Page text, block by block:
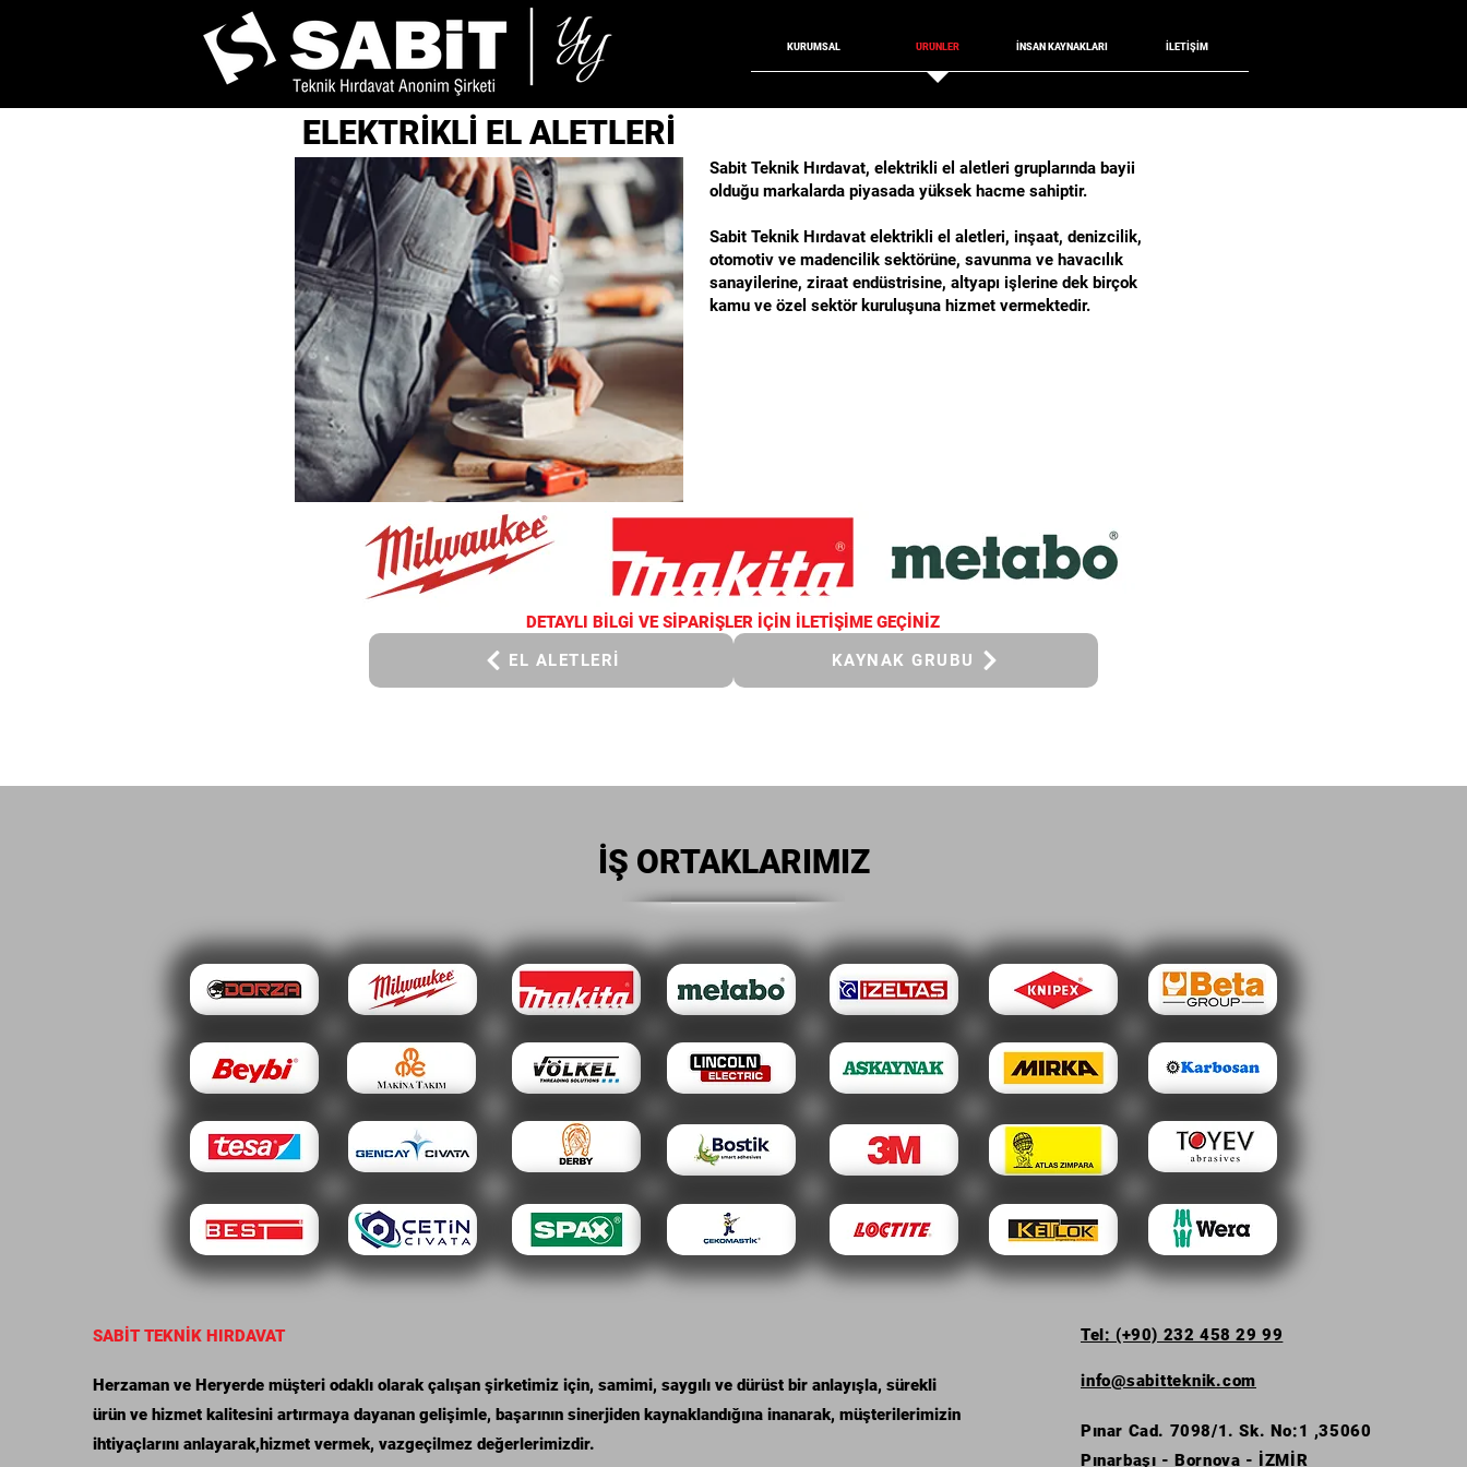
KURUMSAL ÜRÜNLER İNSAN KAYNAKLARI İLETİŞİM
ELEKTRİKLİ EL ALETLERİ
Sabit Teknik Hırdavat, elektrikli el aletleri gruplarında bayii
olduğu markalarda piyasada yüksek hacme sahiptir.
Sabit Teknik Hırdavat elektrikli el aletleri, inşaat, denizcilik,
otomotiv ve madencilik sektörüne, savunma ve havacılık
sanayilerine, ziraat endüstrisine, altyapı işlerine dek birçok
kamu ve özel sektör kuruluşuna hizmet vermektedir.
DETAYLI BİLGİ VE SİPARİŞLER İÇİN İLETİŞİME GEÇİNİZ
EL ALETLERİ
KAYNAK GRUBU
İŞ ORTAKLARIMIZ
SABİT TEKNİK HIRDAVAT
Herzaman ve Heryerde müşteri odaklı olarak çalışan şirketimiz için, samimi, saygılı ve dürüst bir anlayışla, sürekli
ürün ve hizmet kalitesini artırmaya dayanan gelişimle, başarının sinerjiden kaynaklandığına inanarak, müşterilerimizin
ihtiyaçlarını anlayarak,hizmet vermek, vazgeçilmez değerlerimizdir.
Tel: (+90) 232 458 29 99
info@sabitteknik.com
Pınar Cad. 7098/1. Sk. No:1 ,35060
Pınarbaşı - Bornova - İZMİR